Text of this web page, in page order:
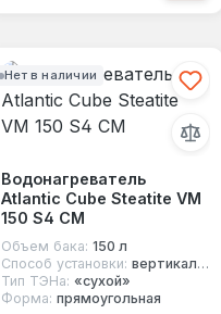
Нет в наличии
Водонагреватель
Atlantic Cube Steatite VM
150 S4 СM
Объем бака: 150 л
Способ установки: вертикальный
Тип ТЭНа: «сухой»
Форма: прямоугольная